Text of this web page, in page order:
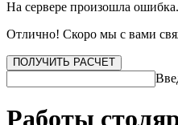
На сервере произошла ошибка.
Отлично! Скоро мы с вами
ПОЛУЧИТЬ РАСЧЕТ
Работы